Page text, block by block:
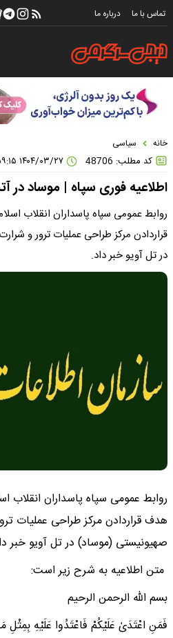
تماس با ما درباره ما
خانه سیاسی
کد مطلب: 48706
اطلاعیه فوری سپاه | موساد
قراردادن مرکز طراحی عملیات ترور و
در تل آویو خبر داد.
هدف قراردادن مرکز طراحی عملیات
صهیونیستی (موساد) در تل آویو خبر
متن اطلاعیه به شرح زیر است:
بسم الله الرحمن الرحیم
فَمَنِ اعْتَدَىٰ عَلَیْکُمْ فَاعْتَدُوا عَلَیْهِ بِمِثْلِ